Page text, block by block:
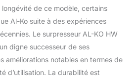
de ce modèle, certains
Al-Ko suite à des expériences
Le surpresseur AL-KO HW
digne successeur de ses
améliorations notables en termes de
d’utilisation. La durabilité est